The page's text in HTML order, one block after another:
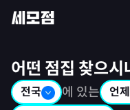
어떤 점집 찾으시
전국 에 있는 언제